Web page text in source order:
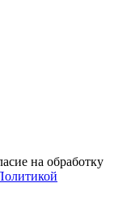
на обработку